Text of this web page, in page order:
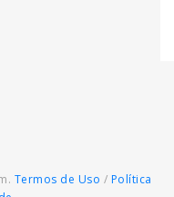
Termos de Uso / Política